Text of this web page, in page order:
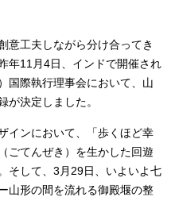
工夫しながら分け合ってき
年11月4日、インドで開催され
国際執行理事会において、山
が決定しました。
インにおいて、「歩くほど幸
ごてんぜき）を生かした回遊
そして、3月29日、いよいよ七
山形の間を流れる御殿堰の整